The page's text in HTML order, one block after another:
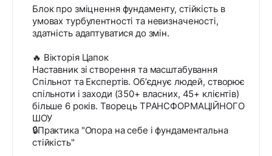
Блок про зміцнення фундаменту, стійкість в
умовах турбулентності та невизначеності,
здатність адаптуватися до змін.
🔥 Вікторія Цапок
Наставник зі створення та масштабування
Спільнот та Експертів. Обʼєднує людей, створює
спільноти і заходи (350+ власних, 45+ клієнтів)
більше 6 років. Творець ТРАНСФОРМАЦІЙНОГО
ШОУ
🔒Практика "Опора на себе і фундаментальна
стійкість"